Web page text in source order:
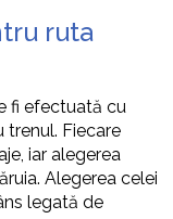
ruta
fi efectuată cu
trenul. Fiecare
iar alegerea
Alegerea celei
legată de